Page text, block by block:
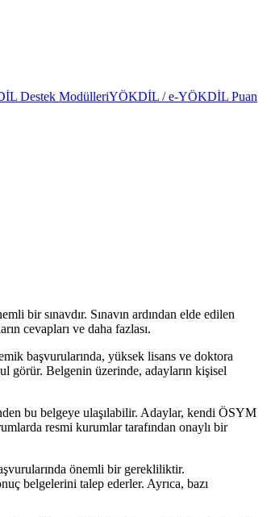
Destek ModülleriYÖKDİL / e-YÖKDİL Puan
bir sınavdır. Sınavın ardından elde edilen
cevapları ve daha fazlası.
başvurularında, yüksek lisans ve doktora
görür. Belgenin üzerinde, adayların kişisel
bu belgeye ulaşılabilir. Adaylar, kendi ÖSYM
resmi kurumlar tarafından onaylı bir
önemli bir gerekliliktir.
belgelerini talep ederler. Ayrıca, bazı